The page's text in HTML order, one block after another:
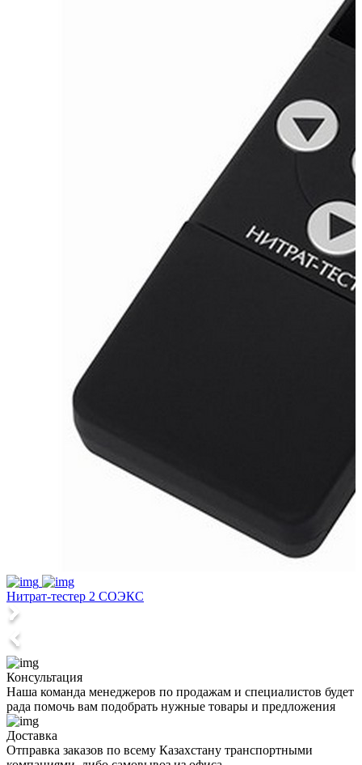
Нитрат-тестер 2 СОЭКС
Консультация
Наша команда менеджеров по продажам и специалистов будет
рада помочь вам подобрать нужные товары и предложения
Доставка
Отправка заказов по всему Казахстану транспортными